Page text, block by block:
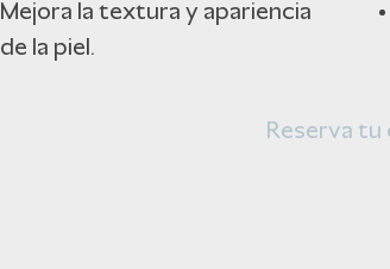
Mejora la textura y apariencia
de la piel.
Reserva tu